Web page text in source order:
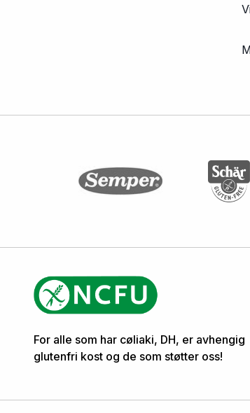
For alle som har cøliaki, DH, er avhengig
glutenfri kost og de som støtter oss!